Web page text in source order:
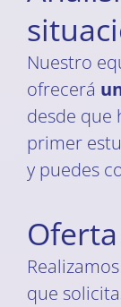
Nuestro
ofrecerá
desde que
primer
y puedes
Oferta
que